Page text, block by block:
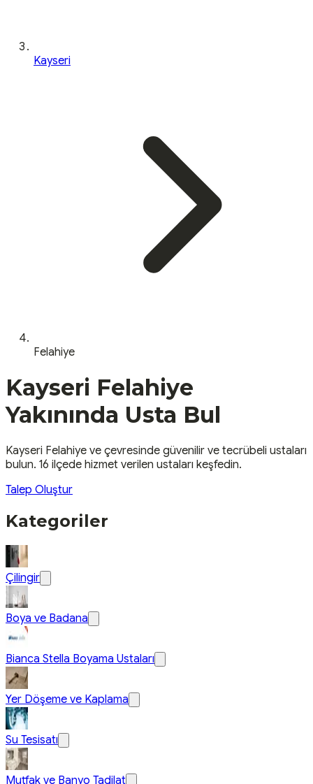
Kayseri
Felahiye
Kayseri Felahiye
Yakınında Usta Bul
Kayseri Felahiye ve çevresinde güvenilir ve tecrübeli ustaları
bulun. 16 ilçede hizmet verilen ustaları keşfedin.
Talep Oluştur
Kategoriler
Çilingir
Boya ve Badana
Bianca Stella Boyama Ustaları
Yer Döşeme ve Kaplama
Su Tesisatı
Mutfak ve Banyo Tadilat